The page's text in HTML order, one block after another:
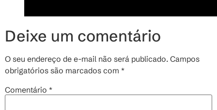
Deixe um comentário
O seu endereço de e-mail não será publicado. Campos
obrigatórios são marcados com *
Comentário *